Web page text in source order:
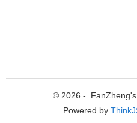
© 2026 -
Powered by